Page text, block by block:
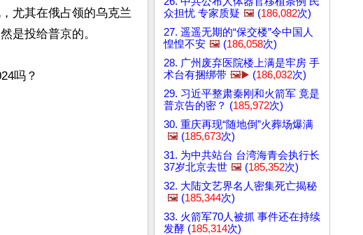
尤其在俄占领的乌克兰
是投给普京的。
吗？
众担忧 专家质疑 🖼️ (186,082次)
27. 遥遥无期的“保交楼”令中国人
惶惶不安 🖼️ (186,058次)
28. 广州废弃医院楼上满是牢房 手
术台有捆绑带 🖼️▶️ (186,032次)
29. 习近平整肃秦刚和火箭军 竟是
普京告的密？ (185,972次)
30. 重庆再现“随地倒”火葬场爆满
🖼️ (185,673次)
31. 为中共站台 台湾海青会执行长
37岁北京去世 🖼️ (185,352次)
32. 大陆文艺界名人密集死亡揭秘
🖼️ (185,344次)
33. 火箭军70人被抓 事件还在持续
发酵 (185,314次)